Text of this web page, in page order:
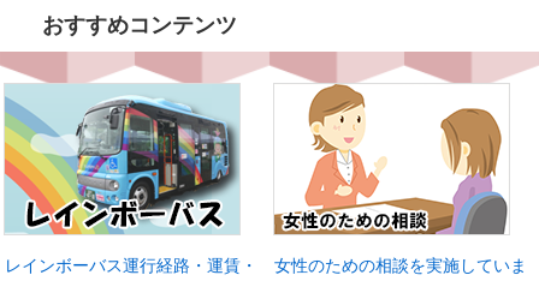
おすすめコンテンツ
レインボーバス運行経路・運賃・
女性のための相談を実施していま